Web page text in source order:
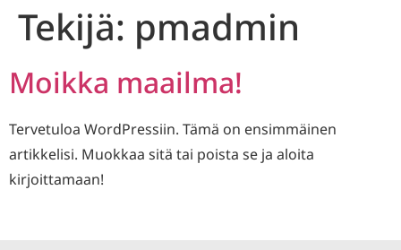
Tekijä: pmadmin
Moikka maailma!
Tervetuloa WordPressiin. Tämä on ensimmäinen
artikkelisi. Muokkaa sitä tai poista se ja aloita
kirjoittamaan!